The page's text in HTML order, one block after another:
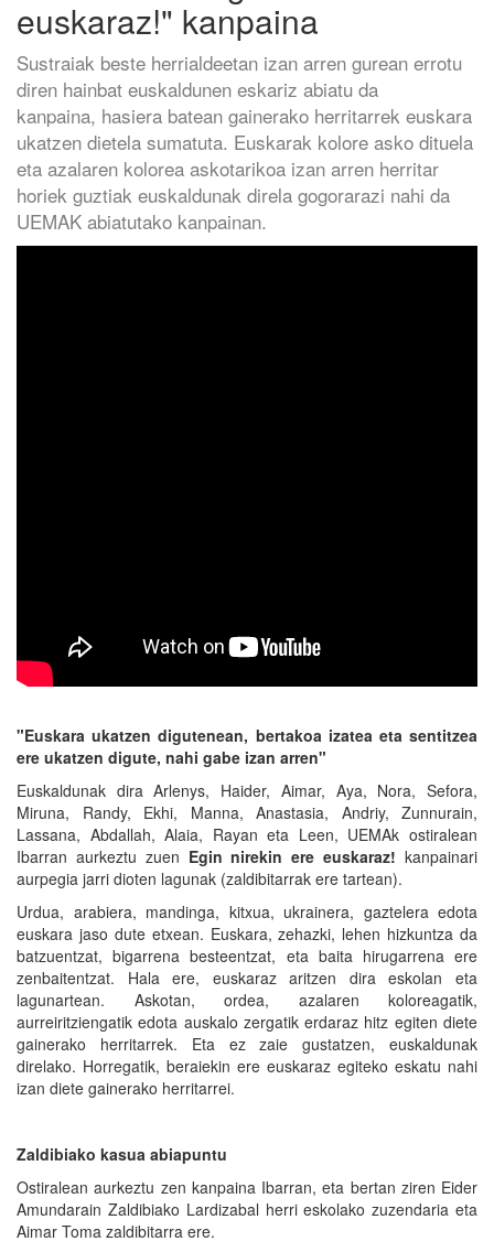
euskaraz!" kanpaina
Sustraiak beste herrialdeetan izan arren gurean errotu
diren hainbat euskaldunen eskariz abiatu da
kanpaina, hasiera batean gainerako herritarrek euskara
ukatzen dietela sumatuta. Euskarak kolore asko dituela
eta azalaren kolorea askotarikoa izan arren herritar
horiek guztiak euskaldunak direla gogorarazi nahi da
UEMAK abiatutako kanpainan.
"Euskara ukatzen digutenean, bertakoa izatea eta sentitzea
ere ukatzen digute, nahi gabe izan arren"
Euskaldunak dira Arlenys, Haider, Aimar, Aya, Nora, Sefora,
Miruna, Randy, Ekhi, Manna, Anastasia, Andriy, Zunnurain,
Lassana, Abdallah, Alaia, Rayan eta Leen, UEMAk ostiralean
Ibarran aurkeztu zuen Egin nirekin ere euskaraz! kanpainari
aurpegia jarri dioten lagunak (zaldibitarrak ere tartean).
Urdua, arabiera, mandinga, kitxua, ukrainera, gaztelera edota
euskara jaso dute etxean. Euskara, zehazki, lehen hizkuntza da
batzuentzat, bigarrena besteentzat, eta baita hirugarrena ere
zenbaitentzat. Hala ere, euskaraz aritzen dira eskolan eta
lagunartean. Askotan, ordea, azalaren koloreagatik,
aurreiritziengatik edota auskalo zergatik erdaraz hitz egiten diete
gainerako herritarrek. Eta ez zaie gustatzen, euskaldunak
direlako. Horregatik, beraiekin ere euskaraz egiteko eskatu nahi
izan diete gainerako herritarrei.
Zaldibiako kasua abiapuntu
Ostiralean aurkeztu zen kanpaina Ibarran, eta bertan ziren Eider
Amundarain Zaldibiako Lardizabal herri eskolako zuzendaria eta
Aimar Toma zaldibitarra ere.